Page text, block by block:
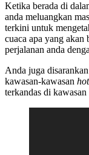
Ketika berada di
anda meluangkan
terkini untuk
cuaca apa yang akan
perjalanan anda
Anda juga
kawasan-kawasan
terkandas di kawasan